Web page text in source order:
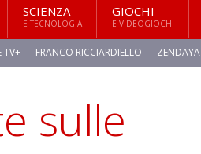
SCIENZA
E TECNOLOGIA
GIOCHI
E VIDEOGIOCHI
TV+ FRANCO RICCIARDIELLO ZENDAYA
sulle